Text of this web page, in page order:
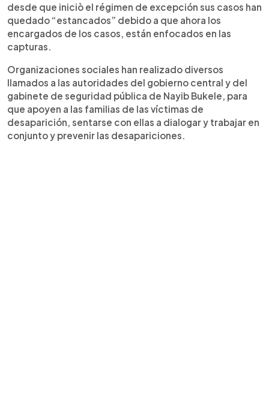
desde que iniciò el régimen de excepción sus casos han
quedado “estancados” debido a que ahora los
encargados de los casos, están enfocados en las
capturas.
Organizaciones sociales han realizado diversos
llamados a las autoridades del gobierno central y del
gabinete de seguridad pública de Nayib Bukele, para
que apoyen a las familias de las víctimas de
desaparición, sentarse con ellas a dialogar y trabajar en
conjunto y prevenir las desapariciones.